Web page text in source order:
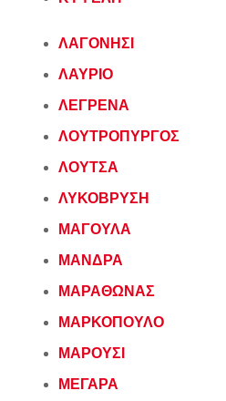
ΛΑΓΟΝΗΣΙ
ΛΑΥΡΙΟ
ΛΕΓΡΕΝΑ
ΛΟΥΤΡΟΠΥΡΓΟΣ
ΛΟΥΤΣΑ
ΛΥΚΟΒΡΥΣΗ
ΜΑΓΟΥΛΑ
ΜΑΝΔΡΑ
ΜΑΡΑΘΩΝΑΣ
ΜΑΡΚΟΠΟΥΛΟ
ΜΑΡΟΥΣΙ
ΜΕΓΑΡΑ